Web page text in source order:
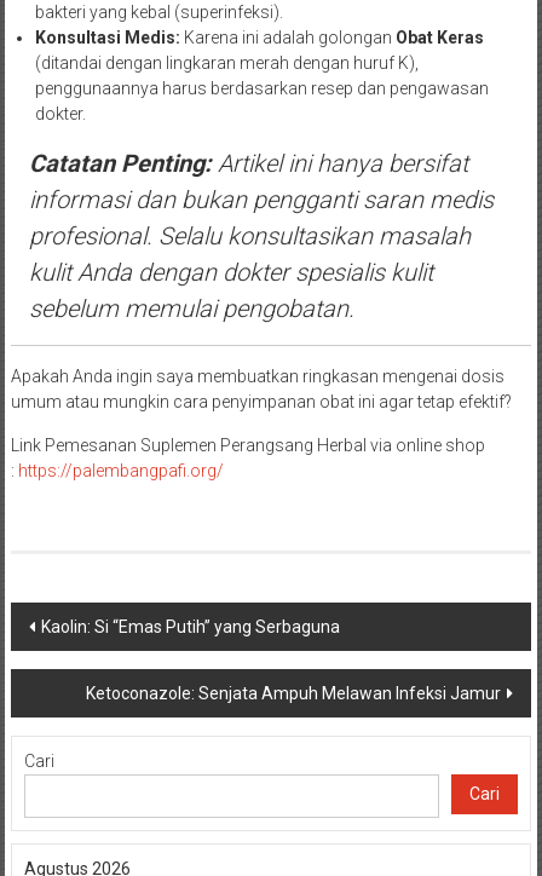
bakteri yang kebal (superinfeksi).
Konsultasi Medis: Karena ini adalah golongan Obat Keras
(ditandai dengan lingkaran merah dengan huruf K),
penggunaannya harus berdasarkan resep dan pengawasan
dokter.
Catatan Penting:Artikel ini hanya bersifat
informasi dan bukan pengganti saran medis
profesional. Selalu konsultasikan masalah
kulit Anda dengan dokter spesialis kulit
sebelum memulai pengobatan.
Apakah Anda ingin saya membuatkan ringkasan mengenai dosis
umum atau mungkin cara penyimpanan obat ini agar tetap efektif?
Link Pemesanan Suplemen Perangsang Herbal via online shop
: https://palembangpafi.org/
Navigasi
pos
Kaolin: Si “Emas Putih” yang Serbaguna
Ketoconazole: Senjata Ampuh Melawan Infeksi Jamur
Cari
Cari
Agustus 2026